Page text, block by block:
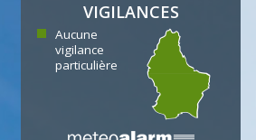
VIGILANCES
Aucune
vigilance
particulière